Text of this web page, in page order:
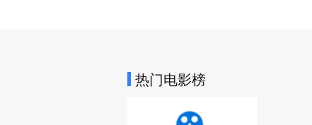
热门电影榜